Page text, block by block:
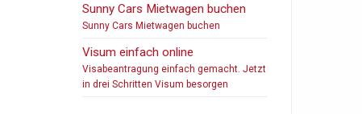
Sunny Cars Mietwagen buchen
Sunny Cars Mietwagen buchen
Visum einfach online
Visabeantragung einfach gemacht. Jetzt
in drei Schritten Visum besorgen